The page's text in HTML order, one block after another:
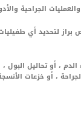
الجراحية
لتحديد أي طفيليات
، أو تحاليل البول ،
، أو خزعات